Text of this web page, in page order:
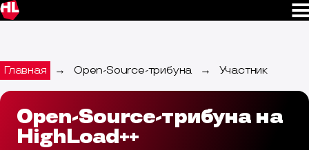
Главная → Open-Source-трибуна → Участник
Open-Source-трибуна на
HighLoad++